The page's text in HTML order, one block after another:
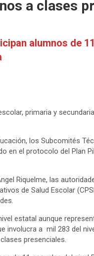
a clases
alumnos de
primaria y
los Subcomités
en el protocolo del Plan
Riquelme, las
de Salud Escolar
estatal aunque
involucra a mil 283 del
presenciales.